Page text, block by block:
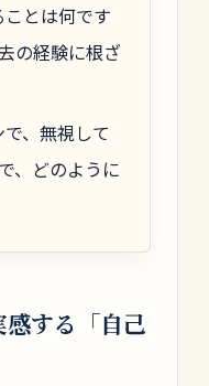
ことは何です
の経験に根ざ
で、無視して
、どのように
する「自己